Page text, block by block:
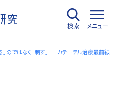
検索 メニュー
｣のではなく｢刺す｣ −カテーテル治療最前線